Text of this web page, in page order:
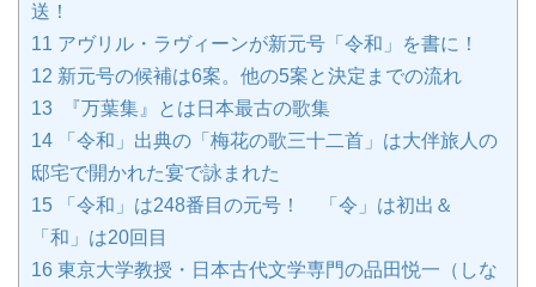
送！
11 アヴリル・ラヴィーンが新元号「令和」を書に！
12 新元号の候補は6案。他の5案と決定までの流れ
13 『万葉集』とは日本最古の歌集
14 「令和」出典の「梅花の歌三十二首」は大伴旅人の
邸宅で開かれた宴で詠まれた
15 「令和」は248番目の元号！ 「令」は初出＆
「和」は20回目
16 東京大学教授・日本古代文学専門の品田悦一（しな